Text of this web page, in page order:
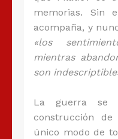
memorias. Sin
acompaña, y
«los
mientras
son
La guerra se
construcción
único modo de